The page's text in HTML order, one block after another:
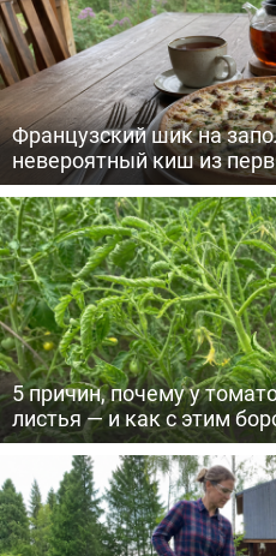
Французский шик на
невероятный киш из
5 причин, почему у
листья — и как с этим